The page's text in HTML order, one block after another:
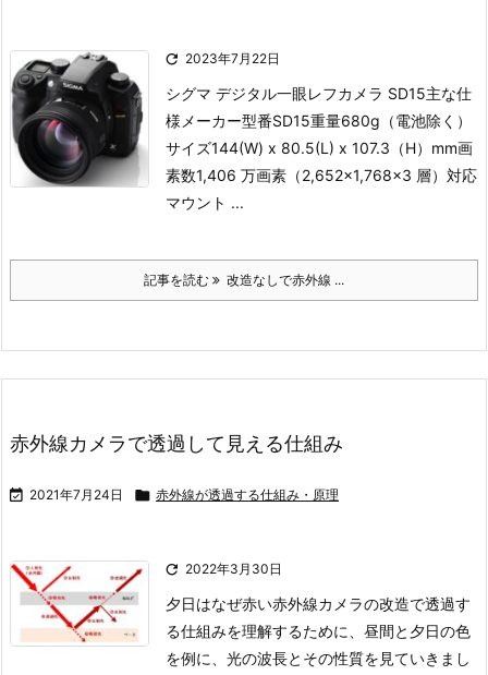
 2023年7月22日
シグマ デジタル一眼レフカメラ SD15主な仕
様 メーカー型番SD15重量680g（電池除く）
サイズ144(W) x 80.5(L) x 107.3（H）mm画
素数1,406 万画素（2,652×1,768×3 層）対応
マウント ...
記事を読む 改造なしで赤外線 ...
赤外線カメラで透過して見える仕組み
 2021年7月24日  赤外線が透過する仕組み・原理
 2022年3月30日
夕日はなぜ赤い赤外線カメラの改造で透過す
る仕組みを理解するために、 昼間と夕日の色
を例に、光の波長とその性質を見ていきまし